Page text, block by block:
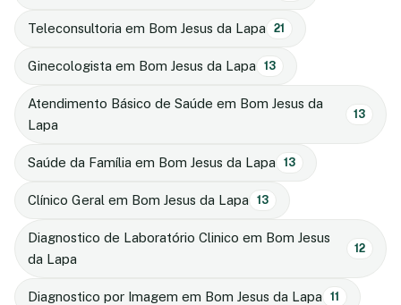
Teleconsultoria em Bom Jesus da Lapa 21
Ginecologista em Bom Jesus da Lapa 13
Atendimento Básico de Saúde em Bom Jesus da
Lapa
13
Saúde da Família em Bom Jesus da Lapa 13
Clínico Geral em Bom Jesus da Lapa 13
Diagnostico de Laboratório Clinico em Bom Jesus
da Lapa
12
Diagnostico por Imagem em Bom Jesus da Lapa 11